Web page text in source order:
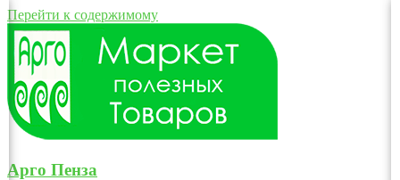
Перейти к содержимому
Арго Пенза